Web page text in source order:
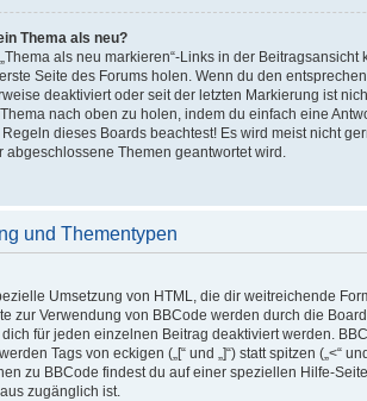
Thema als neu?
als neu markieren“-Links in der
Seite des Forums holen. Wenn du den
deaktiviert oder seit der letzten Markierung ist
nach oben zu holen, indem du einfach eine
dieses Boards beachtest! Es wird meist nicht
abgeschlossene Themen geantwortet wird.
und Thementypen
Umsetzung von HTML, die dir weitreichende
zur Verwendung von BBCode werden durch die
für jeden einzelnen Beitrag deaktiviert werden.
Tags von eckigen („[“ und „]“) statt spitzen („<“
zu BBCode findest du auf einer speziellen Hilfe-
zugänglich ist.